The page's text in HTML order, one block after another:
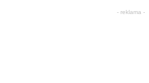
- reklama -